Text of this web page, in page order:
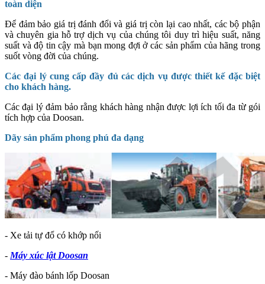
toàn diện
Để đảm bảo giá trị đánh đổi và giá trị còn lại cao nhất, các bộ phận
và chuyên gia hỗ trợ dịch vụ của chúng tôi duy trì hiệu suất, năng
suất và độ tin cậy mà bạn mong đợi ở các sản phẩm của hãng trong
suốt vòng đời của chúng.
Các đại lý cung cấp đầy đủ các dịch vụ được thiết kế đặc biệt
cho khách hàng.
Các đại lý đảm bảo rằng khách hàng nhận được lợi ích tối đa từ gói
tích hợp của Doosan.
Dãy sản phẩm phong phú đa dạng
- Xe tải tự đổ có khớp nối
- Máy xúc lật Doosan
- Máy đào bánh lốp Doosan